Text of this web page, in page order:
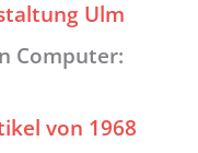
Ulm
Computer:
von 1968